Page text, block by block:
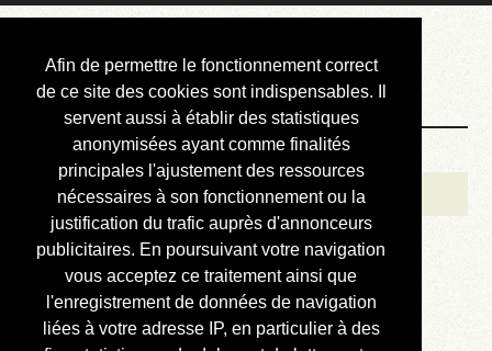
Afin de permettre le fonctionnement correct
de ce site des cookies sont indispensables. Il
servent aussi à établir des statistiques
anonymisées ayant comme finalités
principales l'ajustement des ressources
nécessaires à son fonctionnement ou la
justification du trafic auprès d'annonceurs
publicitaires. En poursuivant votre navigation
vous acceptez ce traitement ainsi que
l'enregistrement de données de navigation
liées à votre adresse IP, en particulier à des
Courbis, « LE »
Blog Officiel
Bienvenue
Réalisations
Divers (et d’été)
Annonces
Liens externes